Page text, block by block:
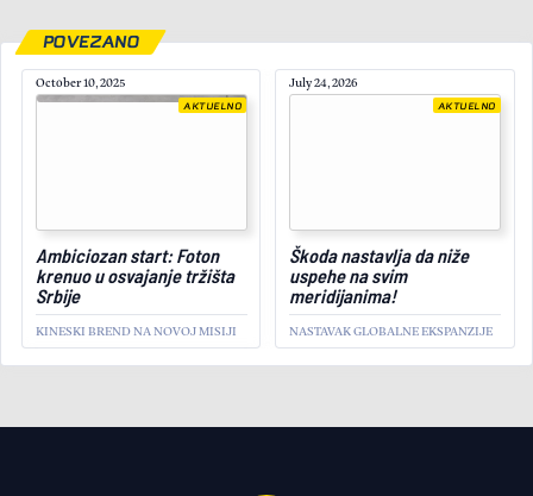
POVEZANO
October 10, 2025
Ambiciozan start: Foton
krenuo u osvajanje tržišta
Srbije
KINESKI BREND NA NOVOJ MISIJI
AKTUELNO
July 24, 2026
Škoda nastavlja da niže
uspehe na svim
meridijanima!
NASTAVAK GLOBALNE EKSPANZIJE
AKTUELNO
"na kašičicu"